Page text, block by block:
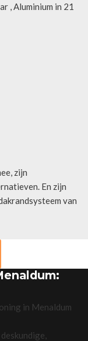
, Aluminium in 21
zijn
En zijn
van
in Menaldum